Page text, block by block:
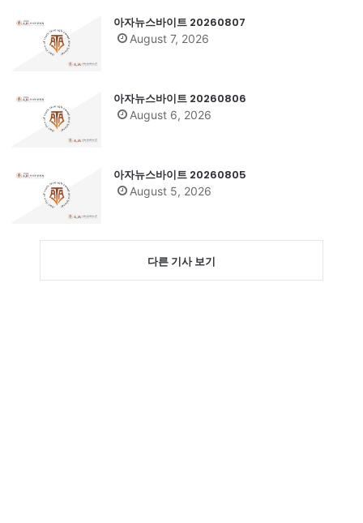
아자뉴스바이트 20260807
August 7, 2026
아자뉴스바이트 20260806
August 6, 2026
아자뉴스바이트 20260805
August 5, 2026
다른 기사 보기